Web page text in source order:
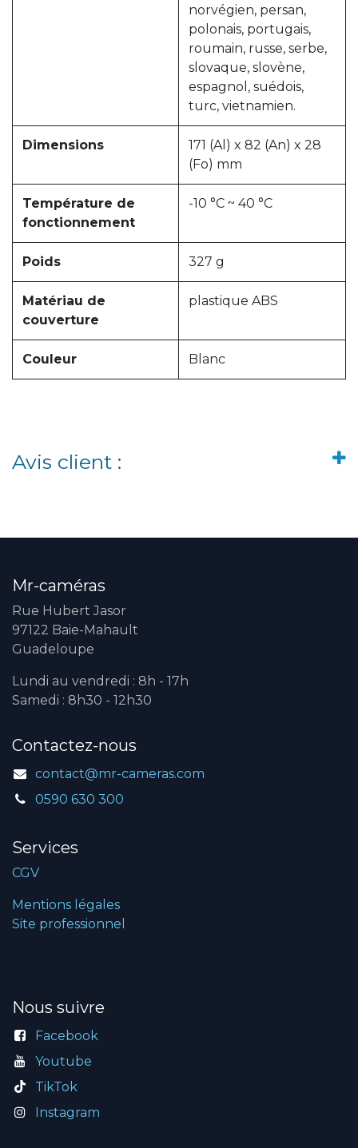
norvégien, persan,
polonais, portugais,
roumain, russe, serbe,
slovaque, slovène,
espagnol, suédois,
turc, vietnamien.
Dimensions
171 (Al) x 82 (An) x 28
(Fo) mm
Température de
fonctionnement
-10 °C ~ 40 °C
Poids 327 g
Matériau de
couverture
plastique ABS
Couleur Blanc
Avis client :
Mr-caméras
Rue Hubert Jasor
97122 Baie-Mahault
Guadeloupe
Lundi au vendredi : 8h - 17h
Samedi : 8h30 - 12h30
Contactez-nous
contact@mr-cameras.com
0590 630 300
Services
CGV
Mentions légales
Site professionnel
Nous suivre
Facebook
Youtube
TikTok
Instagram